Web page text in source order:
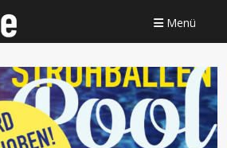
Menü